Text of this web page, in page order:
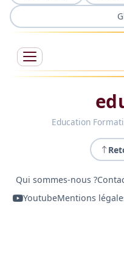
Education
Qui sommes-nous ?
YoutubeMentions